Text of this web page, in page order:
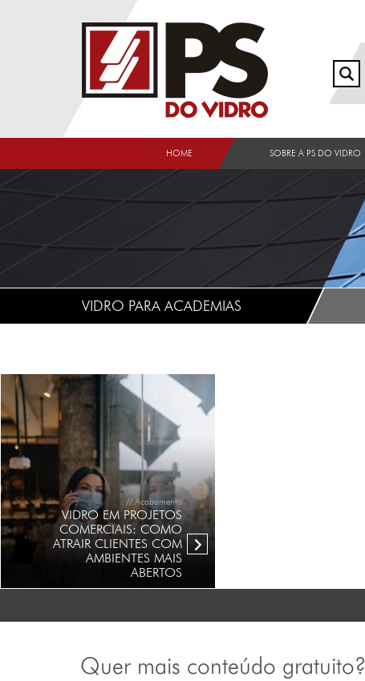
HOME SOBRE A PS DO VIDRO
VIDRO PARA ACADEMIAS
// Acabamento
VIDRO EM PROJETOS
COMERCIAIS: COMO
ATRAIR CLIENTES COM
AMBIENTES MAIS
ABERTOS
Quer mais conteúdo gratuito?